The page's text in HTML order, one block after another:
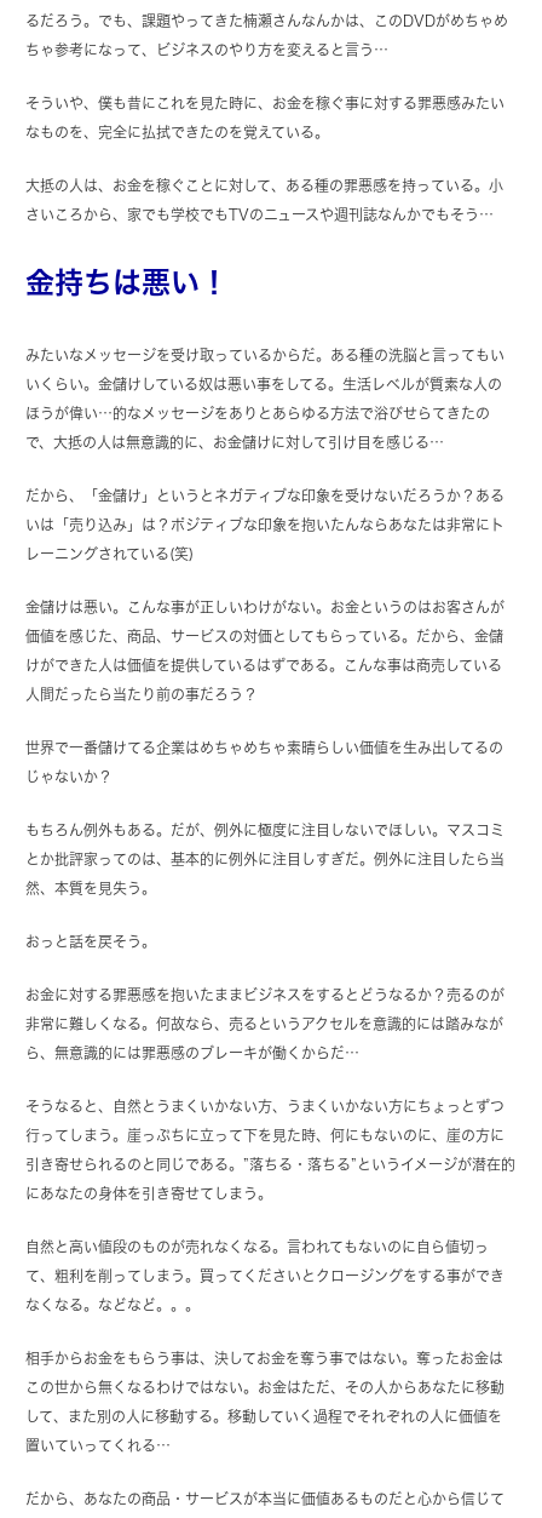
るだろう。でも、課題やってきた楠瀬さんなんかは、このDVDがめちゃめ
ちゃ参考になって、ビジネスのやり方を変えると言う…
そういや、僕も昔にこれを見た時に、お金を稼ぐ事に対する罪悪感みたい
なものを、完全に払拭できたのを覚えている。
大抵の人は、お金を稼ぐことに対して、ある種の罪悪感を持っている。小
さいころから、家でも学校でもTVのニュースや週刊誌なんかでもそう…
金持ちは悪い！
みたいなメッセージを受け取っているからだ。ある種の洗脳と言ってもい
いくらい。金儲けしている奴は悪い事をしてる。生活レベルが質素な人の
ほうが偉い…的なメッセージをありとあらゆる方法で浴びせらてきたの
で、大抵の人は無意識的に、お金儲けに対して引け目を感じる…
だから、「金儲け」というとネガティブな印象を受けないだろうか？ある
いは「売り込み」は？ポジティブな印象を抱いたんならあなたは非常にト
レーニングされている(笑)
金儲けは悪い。こんな事が正しいわけがない。お金というのはお客さんが
価値を感じた、商品、サービスの対価としてもらっている。だから、金儲
けができた人は価値を提供しているはずである。こんな事は商売している
人間だったら当たり前の事だろう？
世界で一番儲けてる企業はめちゃめちゃ素晴らしい価値を生み出してるの
じゃないか？
もちろん例外もある。だが、例外に極度に注目しないでほしい。マスコミ
とか批評家ってのは、基本的に例外に注目しすぎだ。例外に注目したら当
然、本質を見失う。
おっと話を戻そう。
お金に対する罪悪感を抱いたままビジネスをするとどうなるか？売るのが
非常に難しくなる。何故なら、売るというアクセルを意識的には踏みなが
ら、無意識的には罪悪感のブレーキが働くからだ…
そうなると、自然とうまくいかない方、うまくいかない方にちょっとずつ
行ってしまう。崖っぷちに立って下を見た時、何にもないのに、崖の方に
引き寄せられるのと同じである。”落ちる・落ちる”というイメージが潜在的
にあなたの身体を引き寄せてしまう。
自然と高い値段のものが売れなくなる。言われてもないのに自ら値切っ
て、粗利を削ってしまう。買ってくださいとクロージングをする事ができ
なくなる。などなど。。。
相手からお金をもらう事は、決してお金を奪う事ではない。奪ったお金は
この世から無くなるわけではない。お金はただ、その人からあなたに移動
して、また別の人に移動する。移動していく過程でそれぞれの人に価値を
置いていってくれる…
だから、あなたの商品・サービスが本当に価値あるものだと心から信じて